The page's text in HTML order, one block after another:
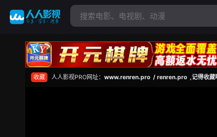
收藏 人人影视PRO网址： www.renren.pro / renren.pro ,记得收藏